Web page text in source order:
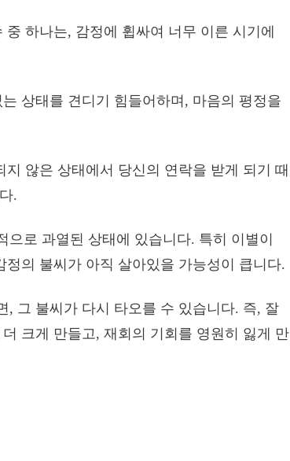
하나는, 감정에 휩싸여 너무 이른 시기에
상태를 견디기 힘들어하며, 마음의 평정을
않은 상태에서 당신의 연락을 받게 되기 때
.
로 과열된 상태에 있습니다. 특히 이별이
의 불씨가 아직 살아있을 가능성이 큽니다.
, 그 불씨가 다시 타오를 수 있습니다. 즉, 잘
크게 만들고, 재회의 기회를 영원히 잃게 만